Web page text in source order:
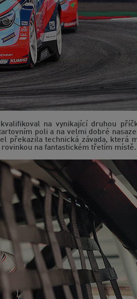
na vynikající druhou
poli a na velmi dobré
překazila technická závada, která
na fantastickém třetím místě.